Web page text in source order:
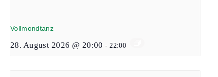
Vollmondtanz
28. August 2026 @ 20:00 - 22:00